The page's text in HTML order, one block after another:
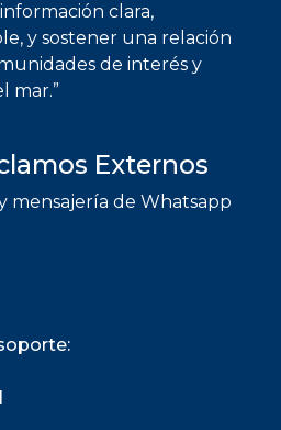
clara,
y sostener una relación
de interés y
mar.”
Externos
mensajería de Whatsapp